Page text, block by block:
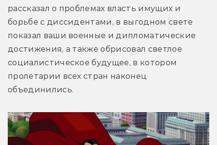
рассказал о проблемах власть имущих и
борьбе с диссидентами, в выгодном свете
показал ваши военные и дипломатические
достижения, а также обрисовал светлое
социалистическое будущее, в котором
пролетарии всех стран наконец
объединились.